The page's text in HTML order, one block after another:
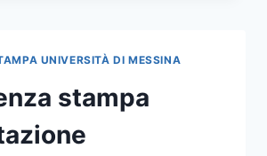
UNIVERSITÀ DI MESSINA
stampa